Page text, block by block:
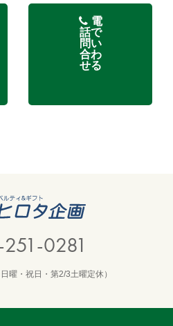
電
話で
問い
合わ
せる
0281
曜・祝日・第2/3土曜定休）